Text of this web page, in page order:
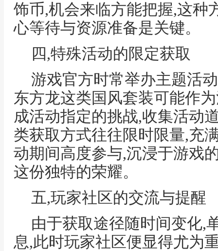
饰币,机会来临方能把握,这种
心等待与资源准备是关键。
四,特殊活动的限定获取
游戏官方时常举办主题活
东方龙这类国风套装可能作
成活动指定的挑战,收集活动
类获取方式往往限时限量,充
动期间高度参与,沉浸于游戏
这份独特的荣耀。
五,玩家社区的交流与提醒
由于获取途径随时间变化,
息,此时玩家社区便显得尤为